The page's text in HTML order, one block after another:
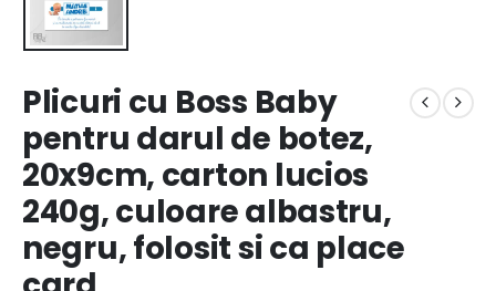
Plicuri cu Boss Baby
pentru darul de botez,
20x9cm, carton lucios
240g, culoare albastru,
negru, folosit si ca place